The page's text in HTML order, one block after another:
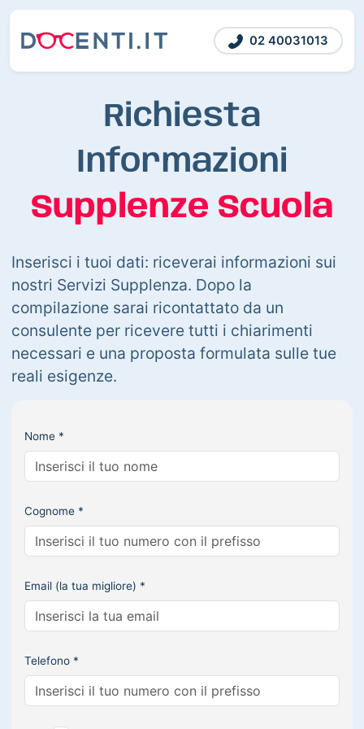
02 40031013
Richiesta
Informazioni
Supplenze Scuola
Inserisci i tuoi dati: riceverai informazioni sui
nostri Servizi Supplenza. Dopo la
compilazione sarai ricontattato da un
consulente per ricevere tutti i chiarimenti
necessari e una proposta formulata sulle tue
reali esigenze.
Nome *
Cognome *
Email (la tua migliore) *
Telefono *